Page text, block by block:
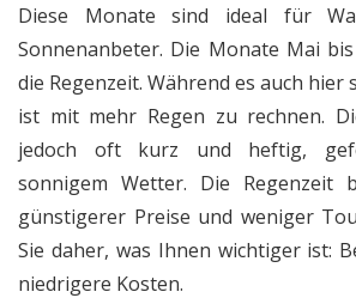
Diese Monate sind ideal für
Sonnenanbeter. Die Monate Mai
die Regenzeit. Während es auch hier
ist mit mehr Regen zu rechnen.
jedoch oft kurz und heftig,
sonnigem Wetter. Die Regenzeit
günstigerer Preise und weniger
Sie daher, was Ihnen wichtiger ist:
niedrigere Kosten.